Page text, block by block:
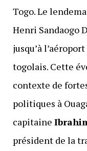
Togo. Le
Henri Sandaogo
jusqu’à
togolais. Cette
contexte de
politiques à
capitaine
président de la